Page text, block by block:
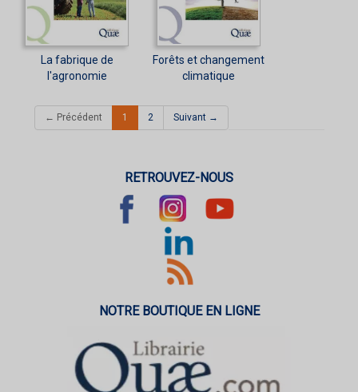
La fabrique de
l'agronomie
Forêts et changement
climatique
← Précédent 1 (current)
2 Suivant →
RETROUVEZ-NOUS
NOTRE BOUTIQUE EN LIGNE